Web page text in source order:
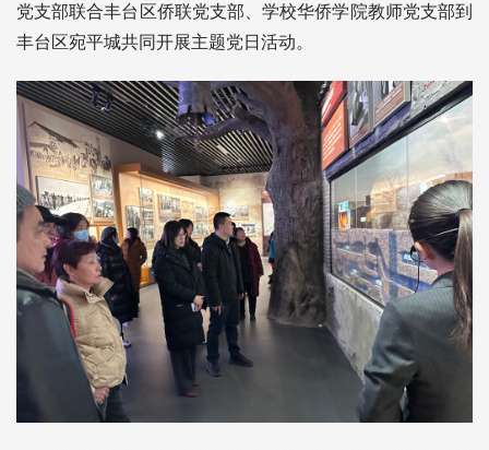
党支部联合丰台区侨联党支部、学校华侨学院教师党支部到
丰台区宛平城共同开展主题党日活动。